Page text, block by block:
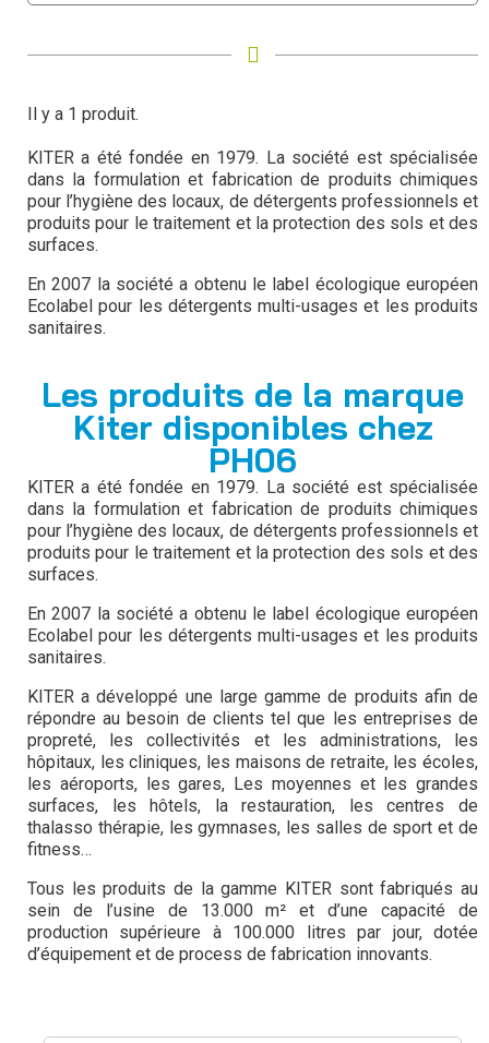
Il y a 1 produit.
KITER a été fondée en 1979. La société est spécialisée
dans la formulation et fabrication de produits chimiques
pour l’hygiène des locaux, de détergents professionnels et
produits pour le traitement et la protection des sols et des
surfaces.
En 2007 la société a obtenu le label écologique européen
Ecolabel pour les détergents multi-usages et les produits
sanitaires.
Les produits de la marque
Kiter disponibles chez
PH06
KITER a été fondée en 1979. La société est spécialisée
dans la formulation et fabrication de produits chimiques
pour l’hygiène des locaux, de détergents professionnels et
produits pour le traitement et la protection des sols et des
surfaces.
En 2007 la société a obtenu le label écologique européen
Ecolabel pour les détergents multi-usages et les produits
sanitaires.
KITER a développé une large gamme de produits afin de
répondre au besoin de clients tel que les entreprises de
propreté, les collectivités et les administrations, les
hôpitaux, les cliniques, les maisons de retraite, les écoles,
les aéroports, les gares, Les moyennes et les grandes
surfaces, les hôtels, la restauration, les centres de
thalasso thérapie, les gymnases, les salles de sport et de
fitness…
Tous les produits de la gamme KITER sont fabriqués au
sein de l’usine de 13.000 m² et d’une capacité de
production supérieure à 100.000 litres par jour, dotée
d’équipement et de process de fabrication innovants.